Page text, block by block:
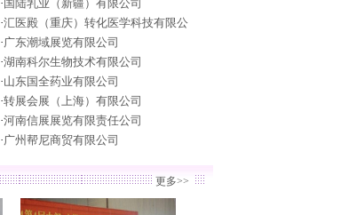
· 国陆乳业（新疆）有限公司
·汇医殿（重庆）转化医学科技有限公
·广东潮域展览有限公司
·湖南科尔生物技术有限公司
·山东国全药业有限公司
·转展会展（上海）有限公司
·河南信展展览有限责任公司
·广州帮尼商贸有限公司
更多>>